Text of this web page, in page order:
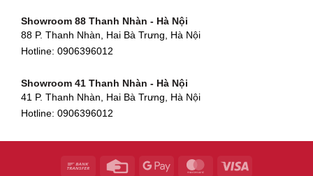
Showroom Hà Tĩnh
82 Quang Trung, Thạch Quý, Hà Tĩnh
Showroom Quy Nhơn - Bình Định
956 Trần Hưng Đạo, P, Thành phố Quy Nhơn, Bình Định
Showroom 88 Thanh Nhàn - Hà Nội
88 P. Thanh Nhàn, Hai Bà Trưng, Hà Nội
Hotline: 0906396012
Showroom 41 Thanh Nhàn - Hà Nội
41 P. Thanh Nhàn, Hai Bà Trưng, Hà Nội
Hotline: 0906396012
268 P. Tây Sơn, Trung Liệt, Đống Đa, Hà Nội